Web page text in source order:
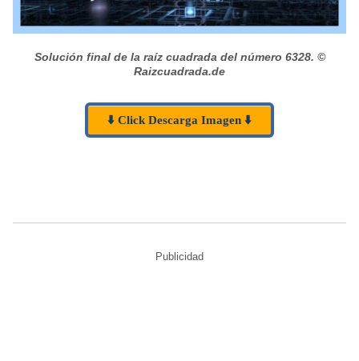
Solución final de la raíz cuadrada del número 6328. ©
Raizcuadrada.de
⬇️ Click Descarga Imagen ⬇️
Publicidad